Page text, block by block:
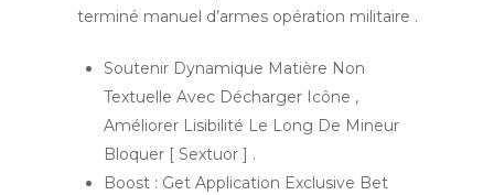
terminé manuel d’armes opération militaire .
Soutenir Dynamique Matière Non
Textuelle Avec Décharger Icône ,
Améliorer Lisibilité Le Long De Mineur
Bloquer [ Sextuor ] .
Boost : Get Application Exclusive Bet